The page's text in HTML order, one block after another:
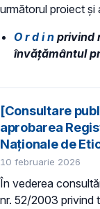
următorul proiect și
O r d i n privind
învățământul
[Consultare
aprobarea
Naționale de
10 februarie 2026
În vederea
nr. 52/2003 privind